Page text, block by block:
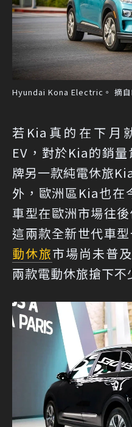
Hyundai Kona Electric。 摘
若Kia真的在下月
EV，對於Kia的銷
牌另一款純電休旅
外，歐洲區Kia也在
車型在歐洲市場往
這兩款全新世代車
動休旅市場尚未普
兩款電動休旅搶下不